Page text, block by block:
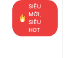
SIÊU
MỚI,
SIÊU
HOT